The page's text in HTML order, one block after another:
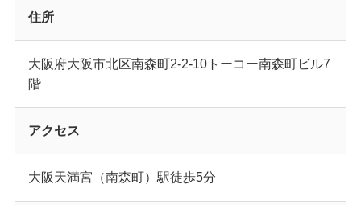
住所
大阪府大阪市北区南森町2-2-10トーコー南森町ビル7
階
アクセス
大阪天満宮（南森町）駅徒歩5分